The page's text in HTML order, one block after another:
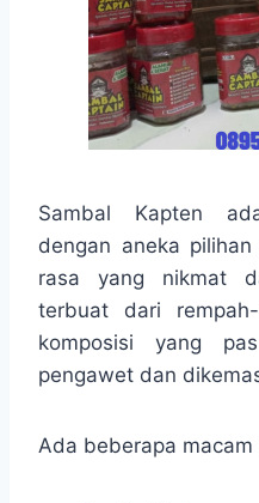
Sambal Kapten
dengan aneka
rasa yang nikmat
terbuat dari
komposisi yang
pengawet dan
Ada beberapa macam